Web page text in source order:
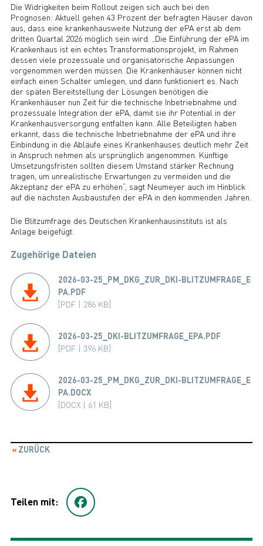
Die Widrigkeiten beim Rollout zeigen sich auch bei den
Prognosen: Aktuell gehen 43 Prozent der befragten Häuser davon
aus, dass eine krankenhausweite Nutzung der ePA erst ab dem
dritten Quartal 2026 möglich sein wird. „Die Einführung der ePA im
Krankenhaus ist ein echtes Transformationsprojekt, im Rahmen
dessen viele prozessuale und organisatorische Anpassungen
vorgenommen werden müssen. Die Krankenhäuser können nicht
einfach einen Schalter umlegen, und dann funktioniert es. Nach
der späten Bereitstellung der Lösungen benötigen die
Krankenhäuser nun Zeit für die technische Inbetriebnahme und
prozessuale Integration der ePA, damit sie ihr Potential in der
Krankenhausversorgung entfalten kann. Alle Beteiligten haben
erkannt, dass die technische Inbetriebnahme der ePA und ihre
Einbindung in die Abläufe eines Krankenhauses deutlich mehr Zeit
in Anspruch nehmen als ursprünglich angenommen. Künftige
Umsetzungsfristen sollten diesem Umstand stärker Rechnung
tragen, um unrealistische Erwartungen zu vermeiden und die
Akzeptanz der ePA zu erhöhen“, sagt Neumeyer auch im Hinblick
auf die nächsten Ausbaustufen der ePA in den kommenden Jahren.
Die Blitzumfrage des Deutschen Krankenhausinstituts ist als
Anlage beigefügt.
Zugehörige Dateien
2026-03-25_PM_DKG_ZUR_DKI-BLITZUMFRAGE_E
PA.PDF
[PDF | 286 KB]
2026-03-25_DKI-BLITZUMFRAGE_EPA.PDF
[PDF | 396 KB]
2026-03-25_PM_DKG_ZUR_DKI-BLITZUMFRAGE_E
PA.DOCX
[DOCX | 61 KB]
ZURÜCK
Teilen mit: